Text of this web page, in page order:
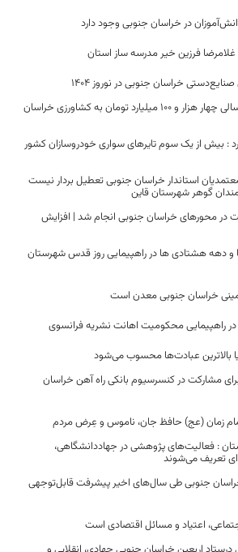
در خراسان جنوبی وجود دارد
فرزین خیر مدرسه ساز استان
از ابتدای سال زراعی خشکسالی چهار هزار و ۱۰۰ میلیارد تومان به کشاورزی خراسان
: بیش از یک سوم تایرهای سواری خودروسازان کشور
استاندار خراسان جنوبی تعطیل بردار نیست
گوهر شهرستان قاین
در محورهای خراسان جنوبی انجام شد | افزایش
دهه هشتادی ها در راهپیمایی روز قدس شهرستان
خراسان جنوبی معدن است
راهپیمایی محکومیت اهانت نشریه فرانسوی
بالاترین عبادت‌ها محسوب می‌شود
مشارکت در کنسرسیوم بانکی راه آهن خراسان
زمان (عج) حافظ جان، ناموس و عِرض مردم
: فعالیت‌های پژوهشی در جهاددانشگاهی،
تعریف می‌شوند
جنوبی طی سال‌های اخیر پیشرفت قابل‌توجهی
اعتیاد و مسائل اقتصادی است